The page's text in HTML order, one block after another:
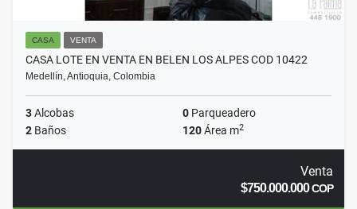
CASA VENTA
CASA LOTE EN VENTA EN BELEN LOS ALPES COD 10422
Medellín, Antioquia, Colombia
3Alcobas 0 Parqueadero
2 Baños 120Área m2
Venta
$750.000.000COP